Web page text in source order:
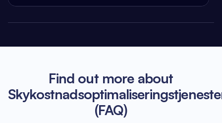
Find out more about
(FAQ)